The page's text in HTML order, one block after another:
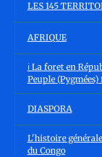
LES 145
AFRIQUE
ℹ️ La foret en
Peuple
DIASPORA
L'histoire
du Congo